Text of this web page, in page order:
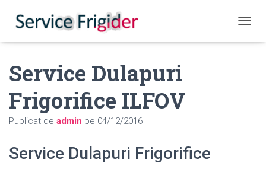
Service Dulapuri
Frigorifice ILFOV
Publicat de admin pe 04/12/2016
Service Dulapuri Frigorifice